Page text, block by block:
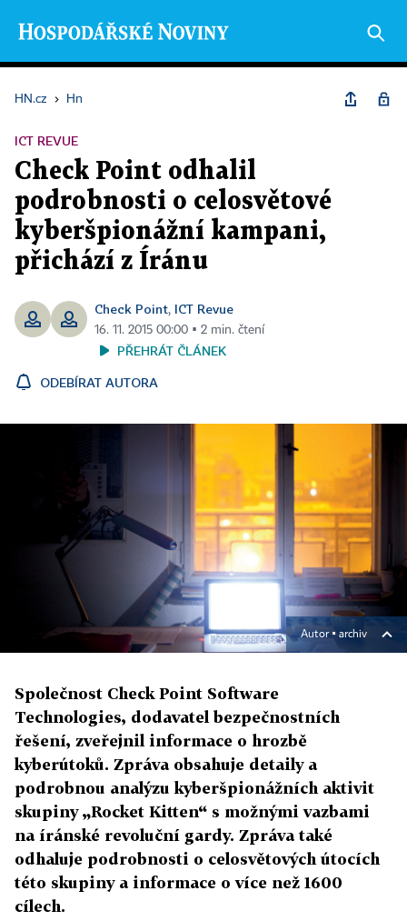
HN.cz › Hn
ICT REVUE
Check Point odhalil
podrobnosti o celosvětové
kyberšpionážní kampani,
přichází z Íránu
Check Point, ICT Revue
16. 11. 2015 00:00 ▪ 2 min. čtení
PŘEHRÁT ČLÁNEK
ODEBÍRAT AUTORA
Autor ▪archiv
Společnost Check Point Software
Technologies, dodavatel bezpečnostních
řešení, zveřejnil informace o hrozbě
kyberútoků. Zpráva obsahuje detaily a
podrobnou analýzu kyberšpionážních aktivit
skupiny „Rocket Kitten“ s možnými vazbami
na íránské revoluční gardy. Zpráva také
odhaluje podrobnosti o celosvětových útocích
této skupiny a informace o více než 1600
cílech.